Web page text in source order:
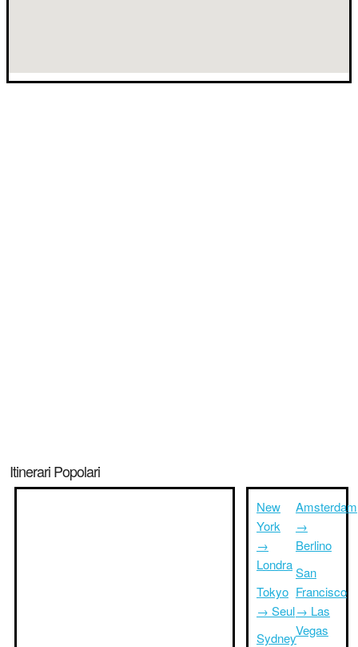
Itinerari Popolari
New
York
→
Londra
Tokyo
→ Seul
Sydney
Amsterdam
→
Berlino
San
Francisco
→ Las
Vegas